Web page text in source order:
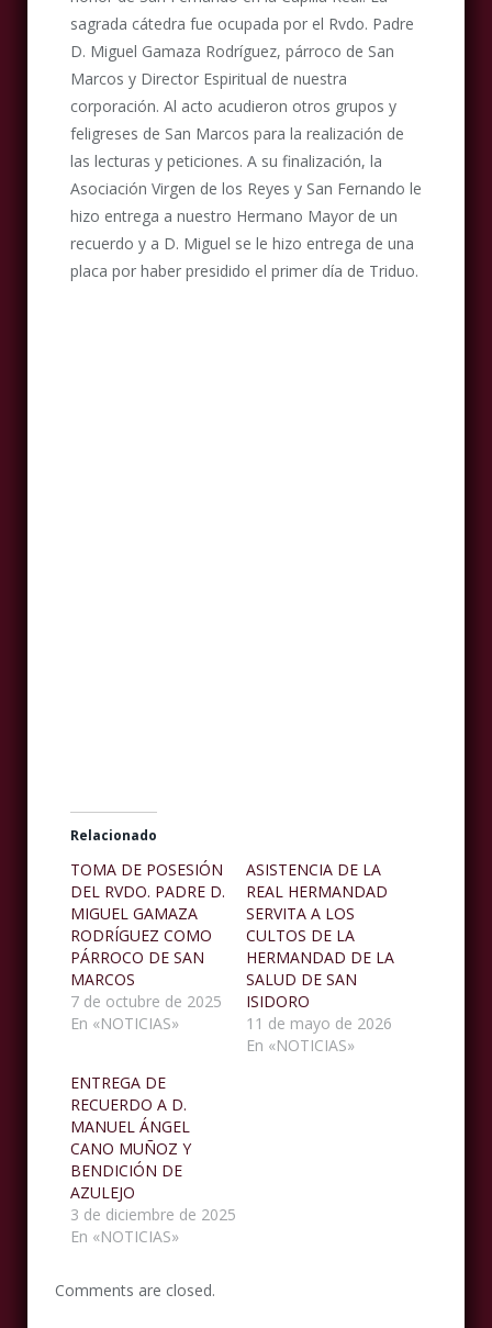
sagrada cátedra fue ocupada por el Rvdo. Padre
D. Miguel Gamaza Rodríguez, párroco de San
Marcos y Director Espiritual de nuestra
corporación. Al acto acudieron otros grupos y
feligreses de San Marcos para la realización de
las lecturas y peticiones. A su finalización, la
Asociación Virgen de los Reyes y San Fernando le
hizo entrega a nuestro Hermano Mayor de un
recuerdo y a D. Miguel se le hizo entrega de una
placa por haber presidido el primer día de Triduo.
Relacionado
TOMA DE POSESIÓN
DEL RVDO. PADRE D.
MIGUEL GAMAZA
RODRÍGUEZ COMO
PÁRROCO DE SAN
MARCOS
7 de octubre de 2025
En «NOTICIAS»
ASISTENCIA DE LA
REAL HERMANDAD
SERVITA A LOS
CULTOS DE LA
HERMANDAD DE LA
SALUD DE SAN
ISIDORO
11 de mayo de 2026
En «NOTICIAS»
ENTREGA DE
RECUERDO A D.
MANUEL ÁNGEL
CANO MUÑOZ Y
BENDICIÓN DE
AZULEJO
3 de diciembre de 2025
En «NOTICIAS»
Comments are closed.